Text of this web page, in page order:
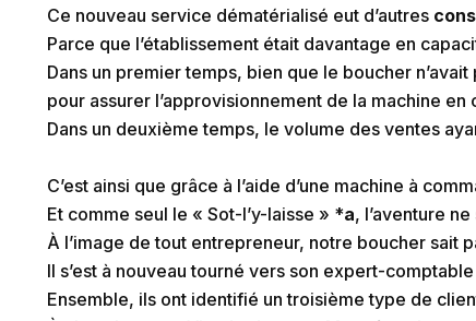
Ce nouveau service dématérialisé eut d’autres
Parce que l’établissement était davantage en
Dans un premier temps, bien que le boucher
pour assurer l’approvisionnement de la machine en
Dans un deuxième temps, le volume des ventes
C’est ainsi que grâce à l’aide d’une machine à
Et comme seul le « Sot-l’y-laisse » *a, l’aventure ne
À l’image de tout entrepreneur, notre boucher
Il s’est à nouveau tourné vers son expert-
Ensemble, ils ont identifié un troisième type de